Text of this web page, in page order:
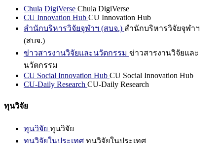
Chula DigiVerse Chula DigiVerse
CU Innovation Hub CU Innovation Hub
สำนักบริหารวิจัยจุฬาฯ (สบจ.) สำนักบริหารวิจัยจุฬาฯ
(สบจ.)
ข่าวสารงานวิจัยและนวัตกรรม ข่าวสารงานวิจัยและ
นวัตกรรม
CU Social Innovation Hub CU Social Innovation Hub
CU-Daily Research CU-Daily Research
ทุนวิจัย
ทุนวิจัย ทุนวิจัย
ทุนวิจัยในประเทศ ทุนวิจัยในประเทศ